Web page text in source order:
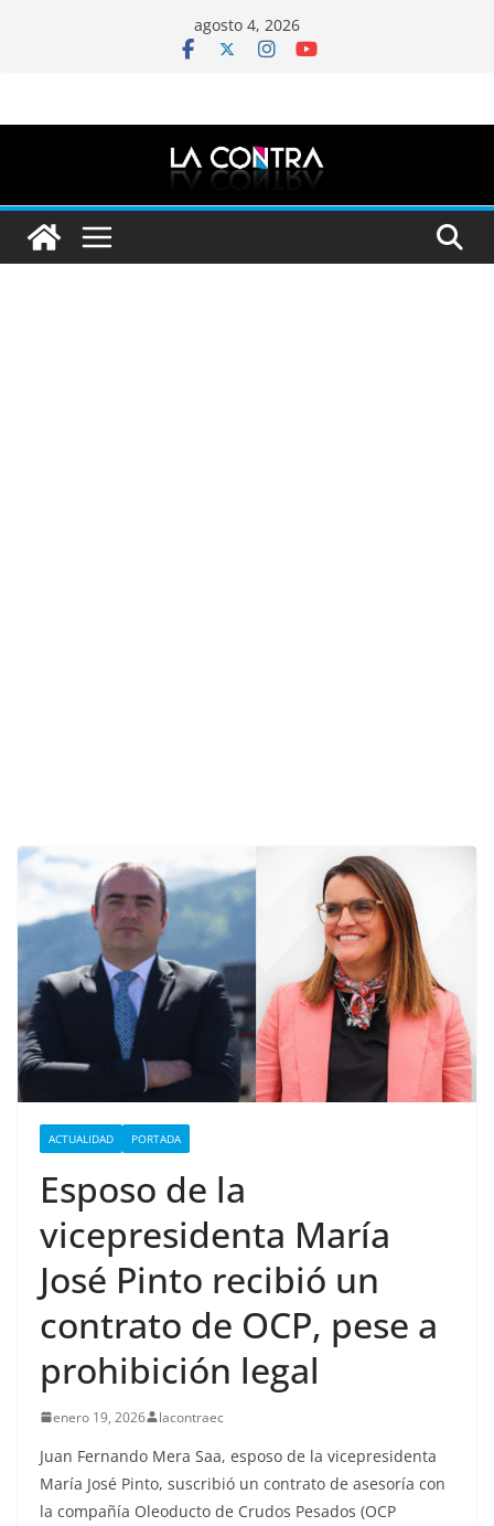
agosto 4, 2026
ACTUALIDAD PORTADA
Esposo de la
vicepresidenta María
José Pinto recibió un
contrato de OCP, pese a
prohibición legal
enero 19, 2026 lacontraec
Juan Fernando Mera Saa, esposo de la vicepresidenta
María José Pinto, suscribió un contrato de asesoría con
la compañía Oleoducto de Crudos Pesados (OCP